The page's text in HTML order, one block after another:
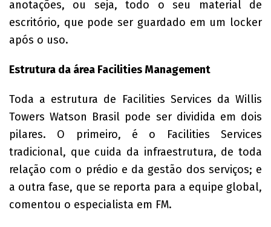
anotações, ou seja, todo o seu material de
escritório, que pode ser guardado em um locker
após o uso.
Estrutura da área Facilities Management
Toda a estrutura de Facilities Services da Willis
Towers Watson Brasil pode ser dividida em dois
pilares. O primeiro, é o Facilities Services
tradicional, que cuida da infraestrutura, de toda
relação com o prédio e da gestão dos serviços; e
a outra fase, que se reporta para a equipe global,
comentou o especialista em FM.